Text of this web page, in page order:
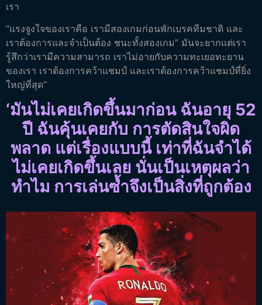
เรา
“แรงจูงใจของเราคือ เรามีสองเกมก่อนพักเบรคทีมชาติ และ
เราต้องการและจำเป็นต้อง ชนะทั้งสองเกม” มันจะยากแต่เรา
รู้สึกว่าเรามีความสามารถ เราไม่อายกับความทะเยอทะยาน
ของเรา เราต้องการคว้าแชมป์ และเราต้องการคว้าแชมป์ที่ยิ่ง
ใหญ่ที่สุด”
‘มันไม่เคยเกิดขึ้นมาก่อน ฉันอายุ 52
ปี ฉันคุ้นเคยกับ การตัดสินใจผิด
พลาด แต่เรื่องแบบนี้ เท่าที่ฉันจำได้
ไม่เคยเกิดขึ้นเลย นั่นเป็นเหตุผลว่า
ทำไม การเล่นซ้ำจึงเป็นสิ่งที่ถูกต้อง